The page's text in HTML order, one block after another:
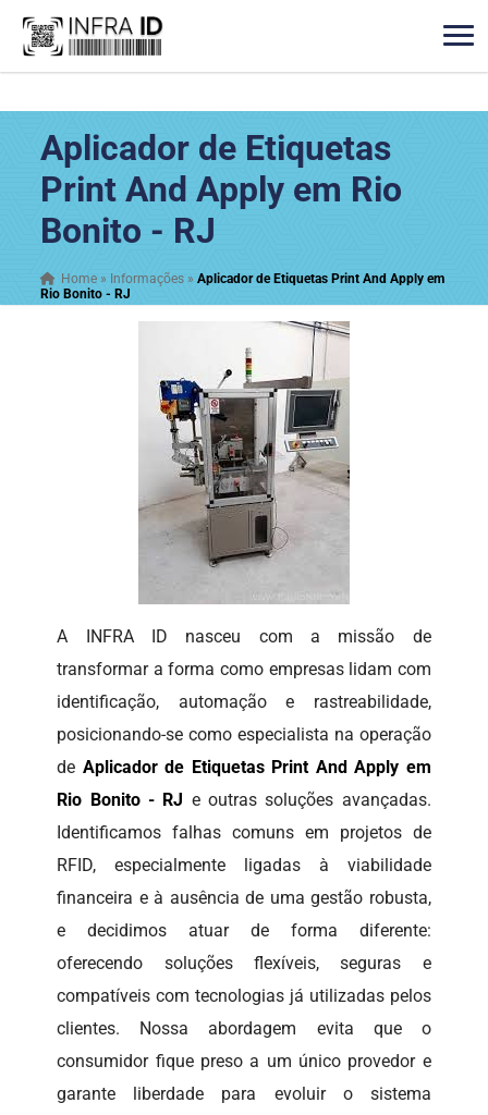
Aplicador de Etiquetas
Print And Apply em Rio
Bonito - RJ
Home » Informações »Aplicador de Etiquetas Print And Apply em
Rio Bonito - RJ
A INFRA ID nasceu com a missão de
transformar a forma como empresas lidam com
identificação, automação e rastreabilidade,
posicionando-se como especialista na operação
de Aplicador de Etiquetas Print And Apply em
Rio Bonito - RJ e outras soluções avançadas.
Identificamos falhas comuns em projetos de
RFID, especialmente ligadas à viabilidade
financeira e à ausência de uma gestão robusta,
e decidimos atuar de forma diferente:
oferecendo soluções flexíveis, seguras e
compatíveis com tecnologias já utilizadas pelos
clientes. Nossa abordagem evita que o
consumidor fique preso a um único provedor e
garante liberdade para evoluir o sistema